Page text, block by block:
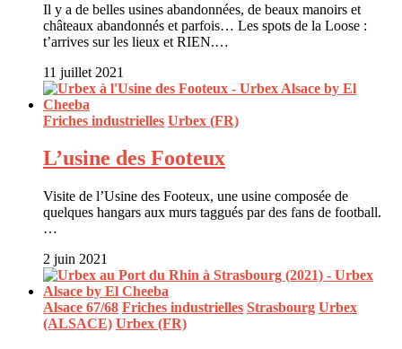
Il y a de belles usines abandonnées, de beaux manoirs et
châteaux abandonnés et parfois… Les spots de la Loose :
t’arrives sur les lieux et RIEN.…
11 juillet 2021
Friches industrielles Urbex (FR)
L’usine des Footeux
Visite de l’Usine des Footeux, une usine composée de
quelques hangars aux murs taggués par des fans de football.
…
2 juin 2021
Alsace 67/68 Friches industrielles Strasbourg Urbex
(ALSACE) Urbex (FR)